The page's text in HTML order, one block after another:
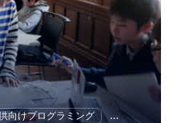
向けプログラミング コミュニケ